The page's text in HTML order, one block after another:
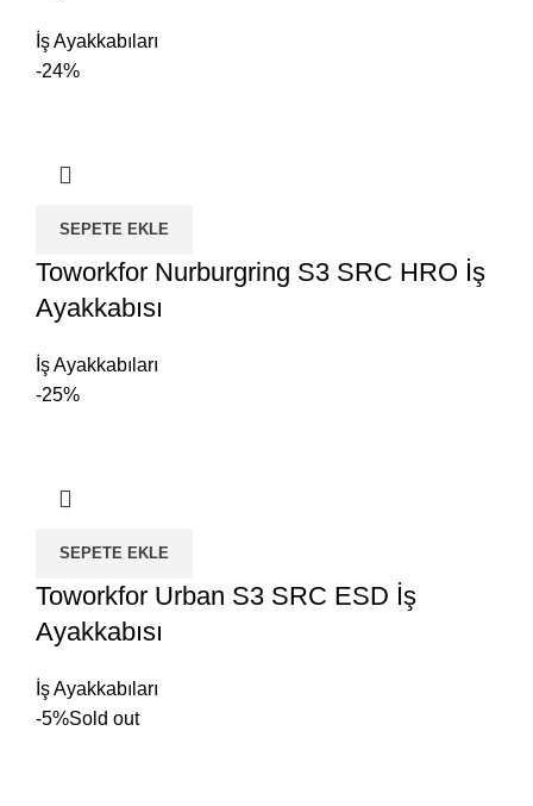
İş Ayakkabıları
-24%
SEPETE EKLE
Toworkfor Nurburgring S3 SRC HRO İş
Ayakkabısı
İş Ayakkabıları
-25%
SEPETE EKLE
Toworkfor Urban S3 SRC ESD İş
Ayakkabısı
İş Ayakkabıları
-5%Sold out